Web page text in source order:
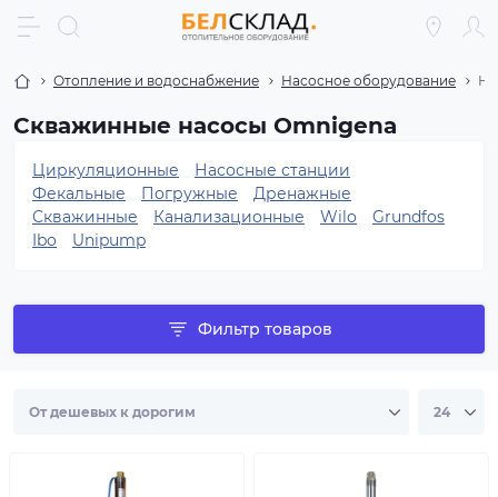
Отопление и водоснабжение Насосное оборудование
Скважинные насосы Omnigena
Циркуляционные
Насосные станции
Фекальные
Погружные
Дренажные
Скважинные
Канализационные Wilo
Grundfos
Ibo
Unipump
Фильтр товаров